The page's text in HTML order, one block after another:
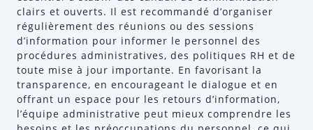
clairs et ouverts. Il est recommandé d’organiser
régulièrement des réunions ou des sessions
d’information pour informer le personnel des
procédures administratives, des politiques RH et de
toute mise à jour importante. En favorisant la
transparence, en encourageant le dialogue et en
offrant un espace pour les retours d’information,
l’équipe administrative peut mieux comprendre les